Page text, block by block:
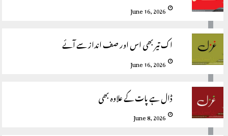
June 16, 2026
اک تیر بھی اس اور صف انداز سے آئے
June 16, 2026
ڈال ہے پات کے علاوہ بھی
June 8, 2026